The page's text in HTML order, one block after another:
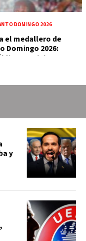
DOMINGO 2026
el medallero de
Domingo 2026:
Dominicana
y